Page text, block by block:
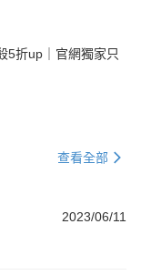
5折up｜官網獨家只
查看全部
2023/06/11